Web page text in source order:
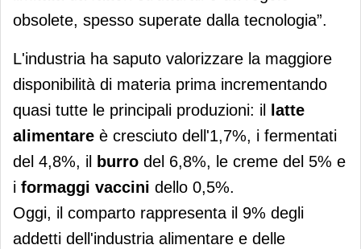
obsolete, spesso superate dalla tecnologia”.
L'industria ha saputo valorizzare la maggiore
disponibilità di materia prima incrementando
quasi tutte le principali produzioni: il
latte
alimentare è cresciuto dell'1,7%, i fermentati
del 4,8%, il
burro del 6,8%, le creme del 5% e
i formaggi vaccini dello 0,5%.
Oggi, il comparto rappresenta il 9% degli
addetti dell'industria alimentare e delle